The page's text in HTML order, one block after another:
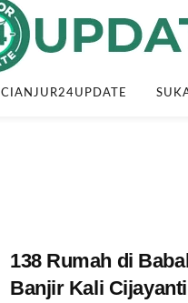
CIANJUR24UPDATE
138 Rumah di
Banjir Kali